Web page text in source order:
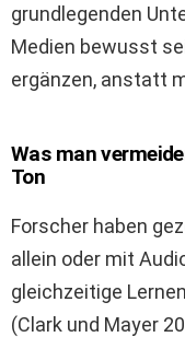
grundlegenden
Medien bewusst
ergänzen, anstatt
Was man
Ton
Forscher haben
allein oder mit
gleichzeitige
(Clark und Mayer